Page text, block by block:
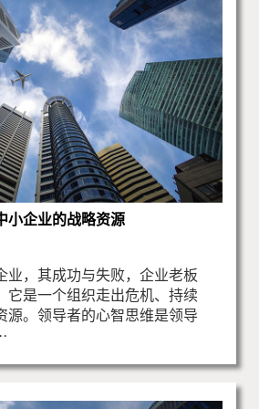
小企业的战略资源
业，其成功与失败，企业老板
它是一个组织走出危机、持续
源。领导者的心智思维是领导